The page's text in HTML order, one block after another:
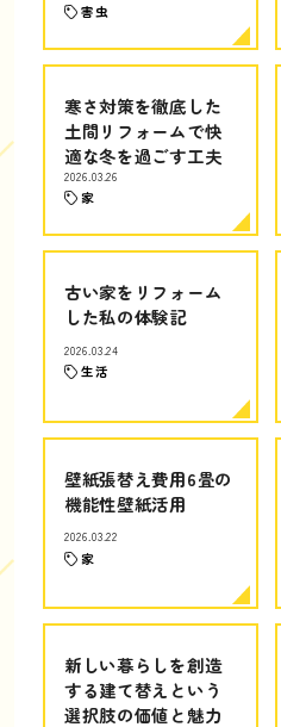
害虫
寒さ対策を徹底した
土間リフォームで快
適な冬を過ごす工夫
2026.03.26
家
古い家をリフォーム
した私の体験記
2026.03.24
生活
壁紙張替え費用6畳の
機能性壁紙活用
2026.03.22
家
新しい暮らしを創造
する建て替えという
選択肢の価値と魅力